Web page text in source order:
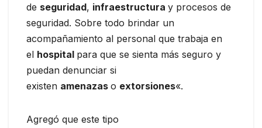
de seguridad, infraestructura y procesos de
seguridad. Sobre todo brindar un
acompañamiento al personal que trabaja en
el hospital para que se sienta más seguro y
puedan denunciar si
existen amenazas o extorsiones«.
Agregó que este tipo